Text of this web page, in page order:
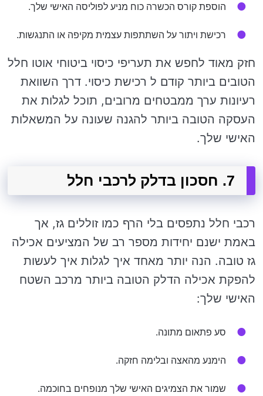
הוספת קורס הכשרה כוח מניע לפוליסה האישי שלך.
רכישת ויתור על השתתפות עצמית מקיפה או התנגשות.
חזק מאוד לחפש את תעריפי כיסוי ביטוחי אוטו חלל
הטובים ביותר קודם ל רכישת כיסוי. דרך השוואת
רעיונות ערך ממבטחים מרובים, תוכל לגלות את
העסקה הטובה ביותר להגנה שעונה על המשאלות
האישי שלך.
7. חסכון בדלק לרכבי חלל
רכבי חלל נתפסים בלי הרף כמו זוללים גז, אך
באמת ישנם יחידות מספר רב של המציעים אכילה
גז טובה. הנה יותר מאחד איך לגלות איך לעשות
להפקת אכילה הדלק הטובה ביותר מרכב השטח
האישי שלך:
סע פתאום מתונה.
הימנע מהאצה ובלימה חזקה.
שמור את הצמיגים האישי שלך מנופחים בחוכמה.